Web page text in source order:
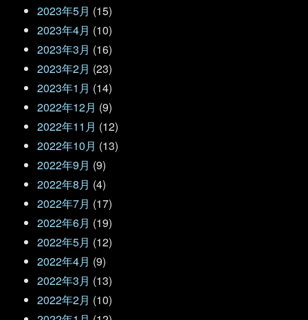
2023年5月 (15)
2023年4月 (10)
2023年3月 (16)
2023年2月 (23)
2023年1月 (14)
2022年12月 (9)
2022年11月 (12)
2022年10月 (13)
2022年9月 (9)
2022年8月 (4)
2022年7月 (17)
2022年6月 (19)
2022年5月 (12)
2022年4月 (9)
2022年3月 (13)
2022年2月 (10)